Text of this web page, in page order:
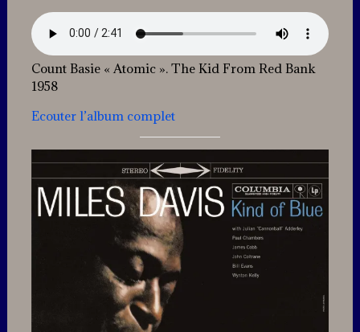
Count Basie « Atomic ». The Kid From Red Bank
1958
Ecouter l’album complet